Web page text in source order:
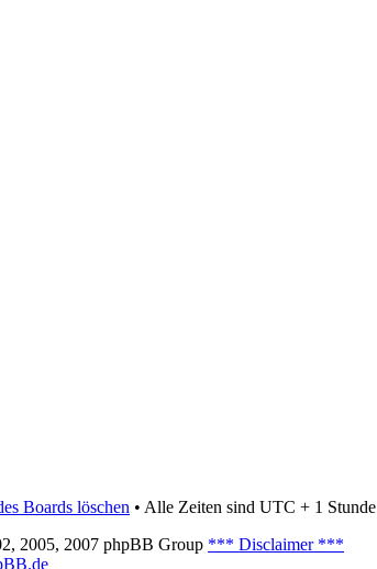
Boards löschen • Alle Zeiten sind UTC + 1 Stunde
2005, 2007 phpBB Group *** Disclaimer ***